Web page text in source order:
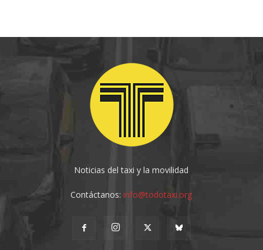
Noticias del taxi y la movilidad
Contáctanos:info@todotaxi.org